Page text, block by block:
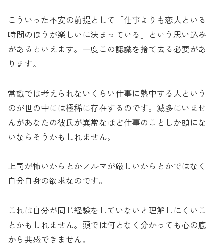
こういった不安の前提として「仕事よりも恋人といる
時間のほうが楽しいに決まっている」という思い込み
があるといえます。一度この認識を捨て去る必要があ
ります。
常識では考えられないくらい仕事に熱中する人という
のが世の中には極稀に存在するのです。滅多にいませ
んがあなたの彼氏が異常なほど仕事のことしか頭にな
いならそうかもしれません。
上司が怖いからとかノルマが厳しいからとかではなく
自分自身の欲求なのです。
これは自分が同じ経験をしていないと理解しにくいこ
とかもしれません。頭では何となく分かっても心の底
から共感できません。